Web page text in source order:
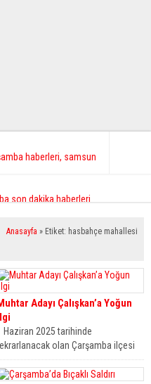
Anasayfa » Etiket: hasbahçe mahallesi
Adayı Çalışkan’a Yoğun
Haziran 2025 tarihinde
olan Çarşamba ilçesi
Mahallesi seçimlerinde
adayı olan Emrah...